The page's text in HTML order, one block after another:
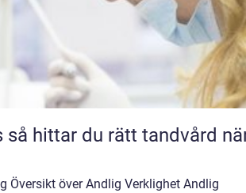
Översikt över Andlig Verklighet Andlig